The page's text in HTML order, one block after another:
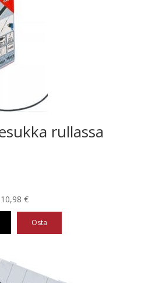
rullassa
10,98 €
Osta